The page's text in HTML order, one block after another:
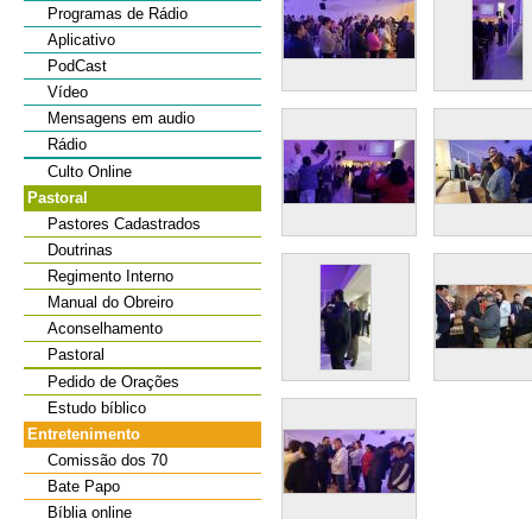
Programas de Rádio
Aplicativo
PodCast
Vídeo
Mensagens em audio
Rádio
Culto Online
Pastoral
Pastores Cadastrados
Doutrinas
Regimento Interno
Manual do Obreiro
Aconselhamento
Pastoral
Pedido de Orações
Estudo bíblico
Entretenimento
Comissão dos 70
Bate Papo
Bíblia online